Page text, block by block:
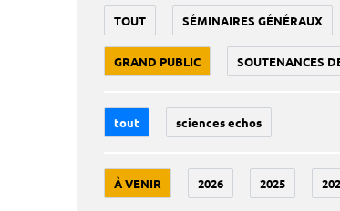
TOUT SÉMINAIRES GÉNÉRAUX
GRAND PUBLIC SOUTENANCES
tout sciences echos
À VENIR 2026 2025